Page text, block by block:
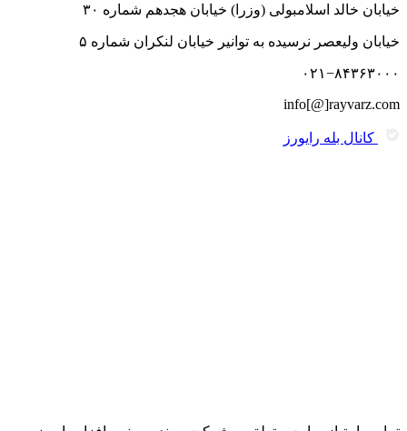
خیابان خالد اسلامبولی (وزرا) خیابان هجدهم شماره ۳۰
خیابان ولیعصر نرسیده به توانیر خیابان لنکران شماره ۵
۰۲۱−۸۴۳۶۳۰۰۰
info[@]rayvarz.com
کانال بله رایورز